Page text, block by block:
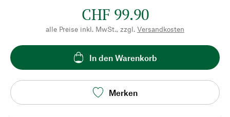
CHF 99.90
alle Preise inkl. MwSt., zzgl. Versandkosten
In den Warenkorb
Merken